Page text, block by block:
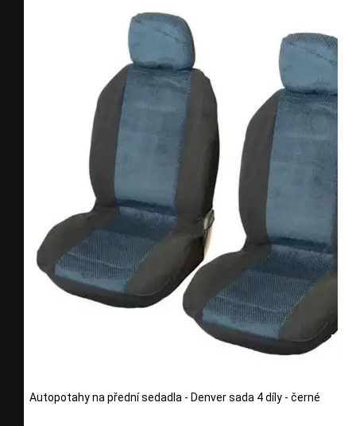
Autopotahy na přední sedadla - Denver sada 4 díly - černé